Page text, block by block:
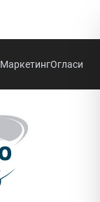
МаркетингОгласи